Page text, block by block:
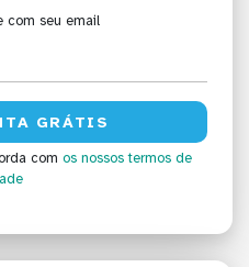
com seu email
com os nossos termos de